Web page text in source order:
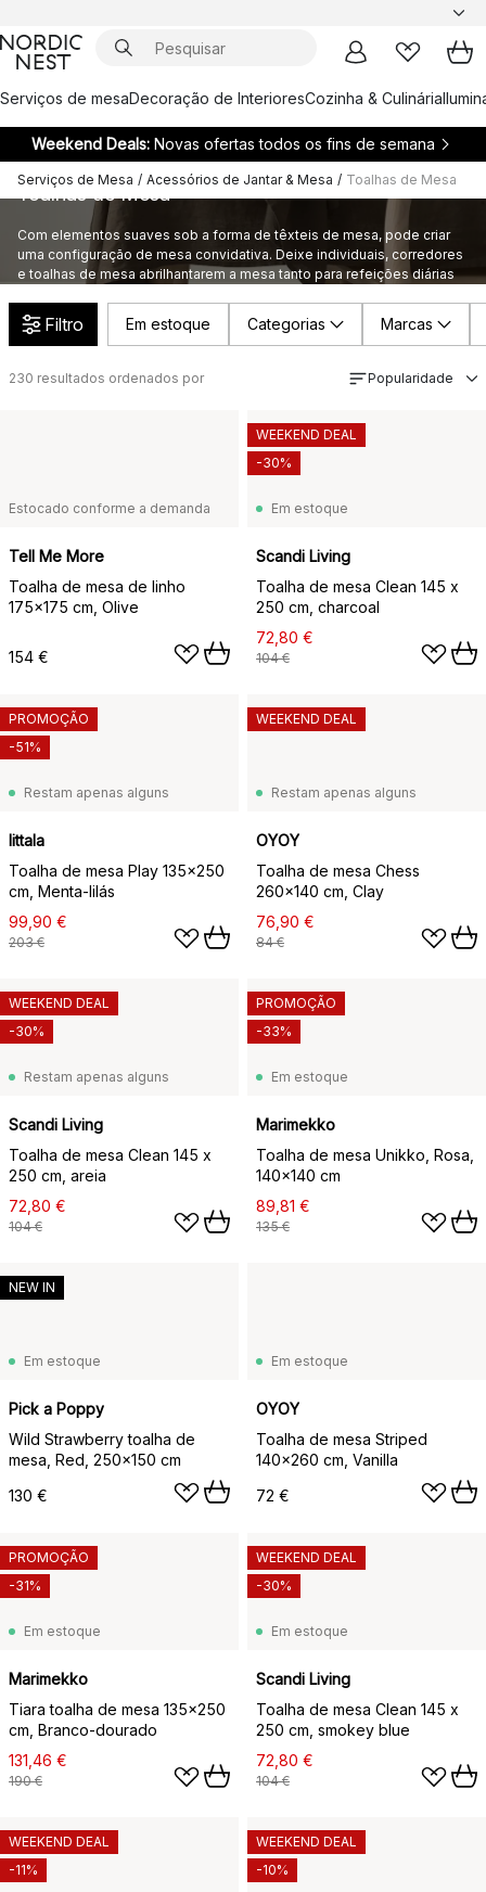
Serviços de mesaDecoração de InterioresCozinha & Culinária
Weekend Deals: Novas ofertas todos os fins de semana
Serviços de Mesa / Acessórios de Jantar & Mesa / Toalhas de Mesa
Toalhas de Mesa
Com elementos suaves sob a forma de têxteis de mesa, pode criar
uma configuração de mesa convidativa. Deixe individuais, corredores
e toalhas de mesa abrilhantarem a mesa tanto para refeições diárias
Filtro Em estoque Categorias Marcas
230 resultados ordenados por Popularidade
Estocado conforme a demanda
Tell Me More
Toalha de mesa de linho
175x175 cm, Olive
154 €
Em estoque
Scandi Living
Toalha de mesa Clean 145 x
250 cm, charcoal
72,80 €
104 €
WEEKEND DEAL
-30%
Restam apenas alguns
Iittala
Toalha de mesa Play 135x250
cm, Menta-lilás
99,90 €
203 €
PROMOÇÃO
-51%
Restam apenas alguns
OYOY
Toalha de mesa Chess
260x140 cm, Clay
76,90 €
84 €
WEEKEND DEAL
Restam apenas alguns
Scandi Living
Toalha de mesa Clean 145 x
250 cm, areia
72,80 €
104 €
WEEKEND DEAL
-30%
Em estoque
Marimekko
Toalha de mesa Unikko, Rosa,
140x140 cm
89,81 €
135 €
PROMOÇÃO
-33%
Em estoque
Pick a Poppy
Wild Strawberry toalha de
mesa, Red, 250x150 cm
130 €
NEW IN
Em estoque
OYOY
Toalha de mesa Striped
140x260 cm, Vanilla
72 €
Em estoque
Marimekko
Tiara toalha de mesa 135x250
cm, Branco-dourado
131,46 €
190 €
PROMOÇÃO
-31%
Em estoque
Scandi Living
Toalha de mesa Clean 145 x
250 cm, smokey blue
72,80 €
104 €
WEEKEND DEAL
-30%
WEEKEND DEAL
-11%
WEEKEND DEAL
-10%